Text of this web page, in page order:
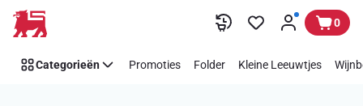
Overslaan 0
Categorieën Promoties Folder Kleine Leeuwtjes